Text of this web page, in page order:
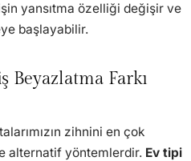
yansıtma özelliği değişir ve
başlayabilir.
Beyazlatma Farkı
zihnini en çok
alternatif yöntemlerdir. Ev tipi